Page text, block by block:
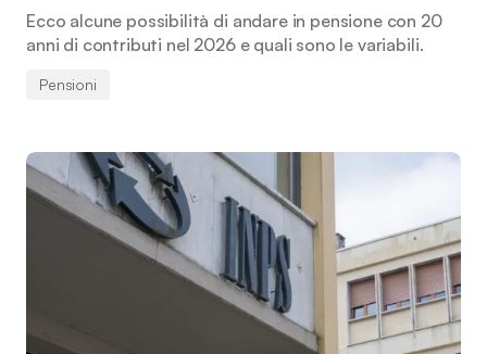
Ecco alcune possibilità di andare in pensione con 20
anni di contributi nel 2026 e quali sono le variabili.
Pensioni